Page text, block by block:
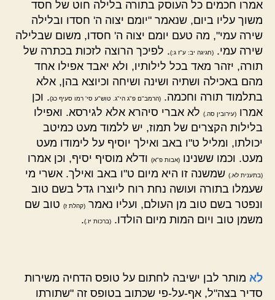
אמרו חכמים כל העוסק בתורה בלילה חוט של חסד
משוך עליו ביום, שנאמר "יומם יצוה ה' חסדו ובלילה
שירה עמי", מה טעם יומם יצוה ה' חסדו, משום שבלילה
שירה עמי. (חגיגה יב: ע"ז ג:). לפיכך הרוצה לזכות בכתרה של
תורה, יזהר מאד בכל לילותיו, ולא יאבד אפילו אחד
מהם באכילה ושתיה ושינה ושיחה וכיוצא בהן, אלא
בתלמוד תורה וחכמה. (הרמב"ם פ"ג הי"ג. טוש"ע סי' רמו סעיף כג). וכן
אמרו (עירובין סה.) לא אברי סיהרא אלא לגירסא. ואפילו
בלילות הקצרים של תמוז, יש ללמוד מעט כמיטב
יכולתו, ומליל ט"ו באב ואילך יוסיף על לימודו מעט
מעט. וכמו ששנינו (אבות פ"א) ודלא מוסיף יסיף, וכן אמרו
(בתענית לא.) שמשנה זו היא מיום ט"ו באב ואילך. אשרי מי
שעמלו בתורה ועושה נחת רוח ליוצרו גדל בשם טוב
ונפטר בשם טוב מן העולם, ועליו נאמר (קהלת ז) טוב שם
משמן טוב ויום המות מיום הולדו. (ברכות יז.).
לא מותר לבן ישיבה לחתום על טופס הדחיה משירות
סדיר בצה"ל, אף-על-פי שכתוב בטופס זה "שתורתו